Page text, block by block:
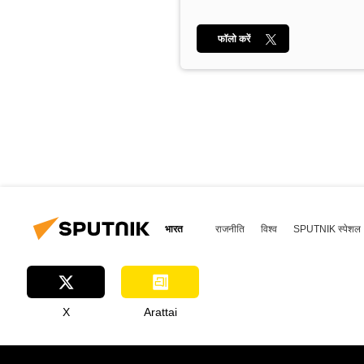
फॉलो करें
भारत राजनीति विश्व SPUTNIK स्पेशल
X Arattai